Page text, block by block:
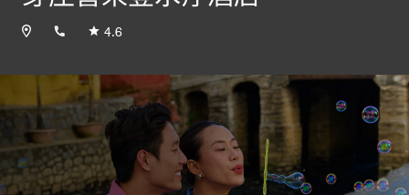
+842583880000
4.6